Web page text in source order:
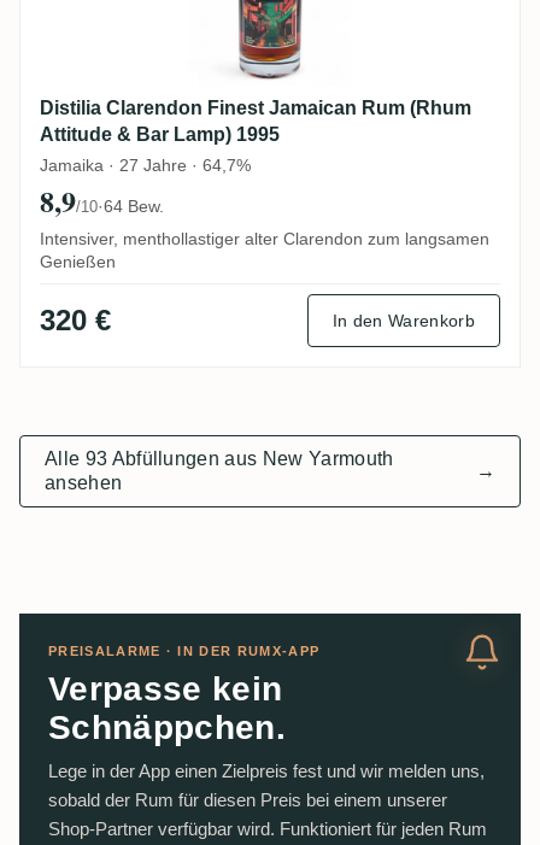
Distilia Clarendon Finest Jamaican Rum (Rhum
Attitude & Bar Lamp) 1995
Jamaika · 27 Jahre · 64,7%
8,9/10·64 Bew.
Intensiver, menthollastiger alter Clarendon zum langsamen
Genießen
320 € In den Warenkorb
Alle 93 Abfüllungen aus New Yarmouth
ansehen
→
PREISALARME · IN DER RUMX-APP
Verpasse kein
Schnäppchen.
Lege in der App einen Zielpreis fest und wir melden uns,
sobald der Rum für diesen Preis bei einem unserer
Shop-Partner verfügbar wird. Funktioniert für jeden Rum